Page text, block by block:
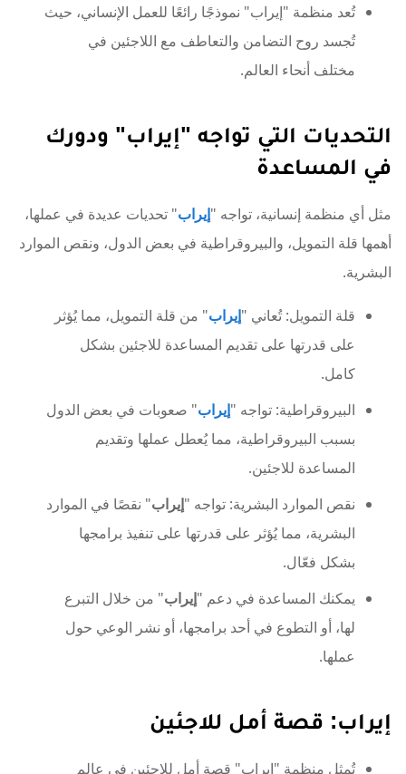
تُعد منظمة "إيراب" نموذجًا رائعًا للعمل الإنساني، حيث
تُجسد روح التضامن والتعاطف مع اللاجئين في
مختلف أنحاء العالم.
التحديات التي تواجه "إيراب" ودورك
في المساعدة
مثل أي منظمة إنسانية، تواجه "إيراب" تحديات عديدة في عملها،
أهمها قلة التمويل، والبيروقراطية في بعض الدول، ونقص الموارد
البشرية.
قلة التمويل: تُعاني "إيراب" من قلة التمويل، مما يُؤثر
على قدرتها على تقديم المساعدة للاجئين بشكل
كامل.
البيروقراطية: تواجه "إيراب" صعوبات في بعض الدول
بسبب البيروقراطية، مما يُعطل عملها وتقديم
المساعدة للاجئين.
نقص الموارد البشرية: تواجه "إيراب" نقصًا في الموارد
البشرية، مما يُؤثر على قدرتها على تنفيذ برامجها
بشكل فعّال.
يمكنك المساعدة في دعم "إيراب" من خلال التبرع
لها، أو التطوع في أحد برامجها، أو نشر الوعي حول
عملها.
إيراب: قصة أمل للاجئين
تُمثل منظمة "إيراب" قصة أمل للاجئين في عالم